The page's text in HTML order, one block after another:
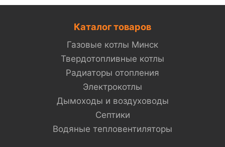
Каталог товаров
Газовые котлы Минск
Твердотопливные котлы
Радиаторы отопления
Электрокотлы
Дымоходы и воздуховоды
Септики
Водяные тепловентиляторы